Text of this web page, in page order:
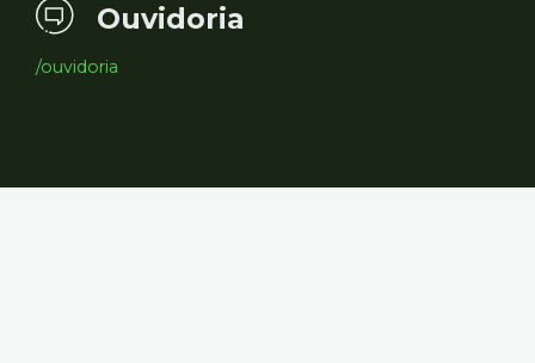
Ouvidoria
/ouvidoria